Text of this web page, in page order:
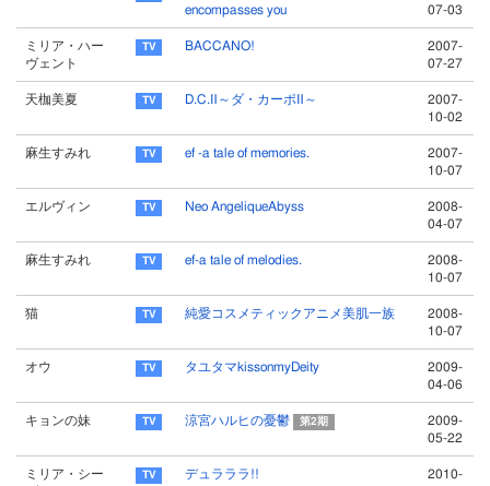
encompasses you
07-03
ミリア・ハー
ヴェント
BACCANO!
2007-
07-27
天枷美夏 D.C.Ⅱ～ダ・カーポⅡ～
2007-
10-02
麻生すみれ ef -a tale of memories.
2007-
10-07
エルヴィン Neo AngeliqueAbyss
2008-
04-07
麻生すみれ ef-a tale of melodies.
2008-
10-07
猫 純愛コスメティックアニメ美肌一族
2008-
10-07
オウ タユタマkissonmyDeity
2009-
04-06
キョンの妹 涼宮ハルヒの憂鬱 第2期
2009-
05-22
ミリア・シー
デュラララ!!
2010-